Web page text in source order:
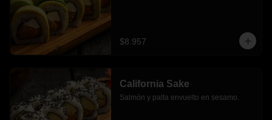
$8.957
California Sake
Salmón y palta envuelto en sesamo.